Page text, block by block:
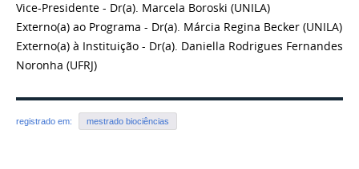
Vice-Presidente - Dr(a). Marcela Boroski (UNILA)
Externo(a) ao Programa - Dr(a). Márcia Regina Becker (UNILA)
Externo(a) à Instituição - Dr(a). Daniella Rodrigues Fernandes
Noronha (UFRJ)
registrado em: mestrado biociências